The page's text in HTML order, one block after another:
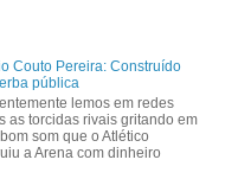
Couto Pereira: Construído
pública
lemos em redes
as torcidas rivais gritando em
som que o Atlético
a Arena com dinheiro